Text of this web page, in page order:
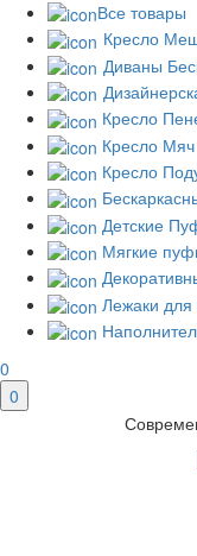
Все товары
Кресло
Диваны
Кресло
Кресло Мяч
Кресло
Детские
Мягкие
Лежаки
0
0